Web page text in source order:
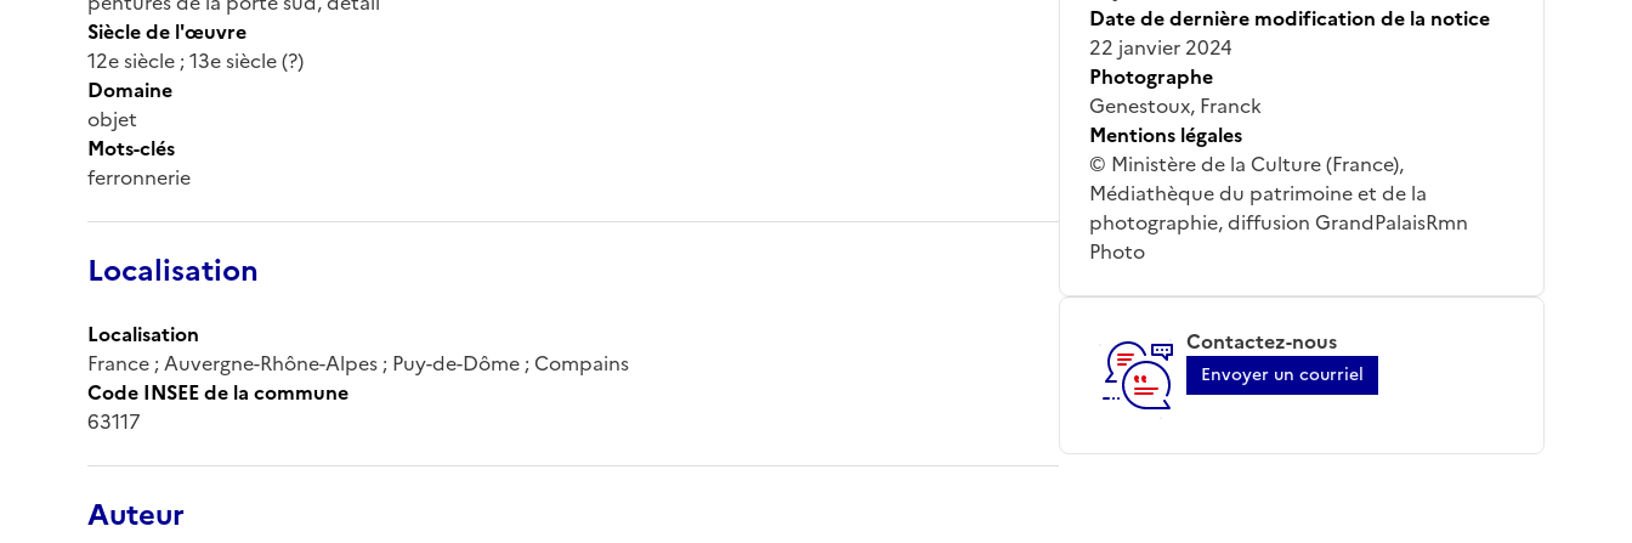
Siècle de l'œuvre
12e siècle ; 13e siècle (?)
Domaine
objet
Mots-clés
ferronnerie
Localisation
Localisation
France ; Auvergne-Rhône-Alpes ; Puy-de-Dôme ; Compains
Code INSEE de la commune
63117
Auteur
Date de dernière modification de la notice
22 janvier 2024
Photographe
Genestoux, Franck
Mentions légales
© Ministère de la Culture (France),
Médiathèque du patrimoine et de la
photographie, diffusion GrandPalaisRmn
Photo
Contactez-nous
Envoyer un courriel